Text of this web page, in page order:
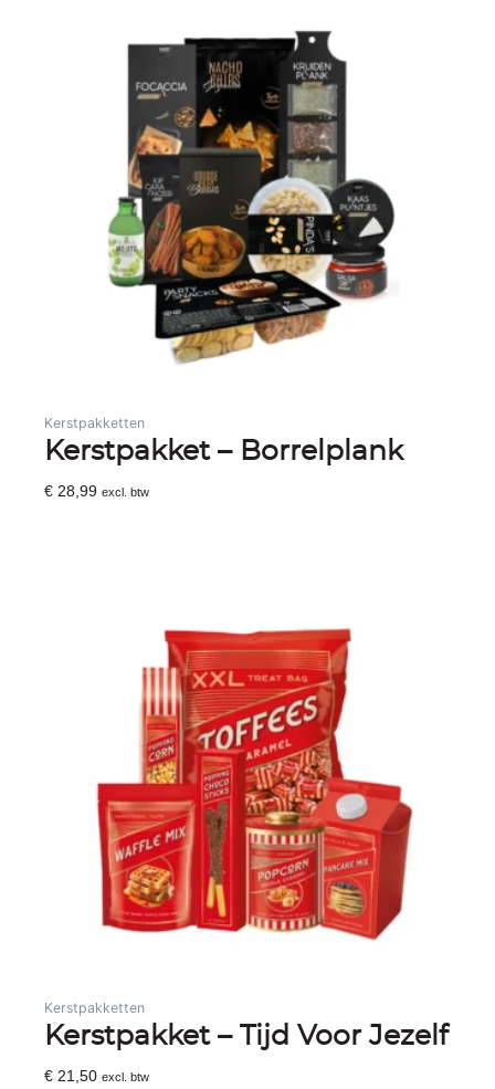
Kerstpakketten
Kerstpakket – Borrelplank
€ 28,99 excl. btw
Kerstpakketten
Kerstpakket – Tijd Voor Jezelf
€ 21,50 excl. btw